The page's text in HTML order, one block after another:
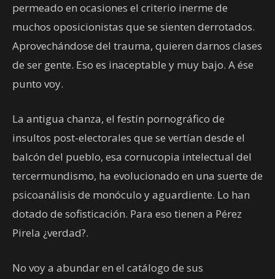
permeado en ocasiones el criterio inerme de
muchos oposicionistas que se sienten derrotados.
Aprovechándose del trauma, quieren darnos clases
de ser gente. Eso es inaceptable y muy bajo. A ése
punto voy.
La antigua chanza, el festín pornográfico de
insultos post-electorales que se vertían desde el
balcón del pueblo, esa cornucopia intelectual del
tercermundismo, ha evolucionado en una suerte de
psicoanálisis de monóculo y aguardiente. Lo han
dotado de sofisticación. Para eso tienen a Pérez
Pirela ¿verdad?.
No voy a abundar en el catálogo de sus